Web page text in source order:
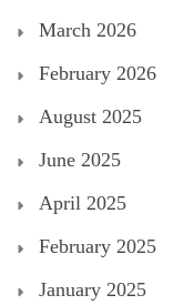
March 2026
February 2026
August 2025
June 2025
April 2025
February 2025
January 2025